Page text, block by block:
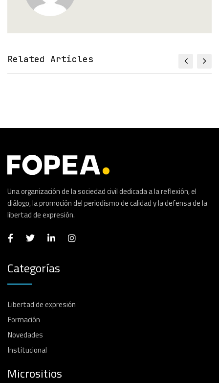
Related Articles
Una organización de la sociedad civil dedicada a la reflexión, el
diálogo, la promoción del periodismo de calidad y la defensa de la
libertad de expresión.
Categorías
Libertad de expresión
Formación
Novedades
Institucional
Micrositios